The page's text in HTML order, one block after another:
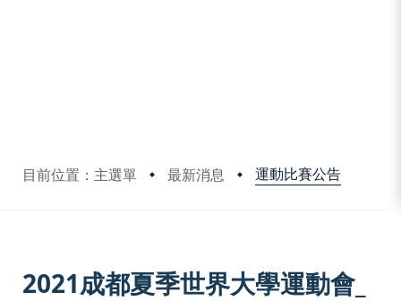
目前位置：主選單 最新消息 運動比賽公告
2021成都夏季世界大學運動會_